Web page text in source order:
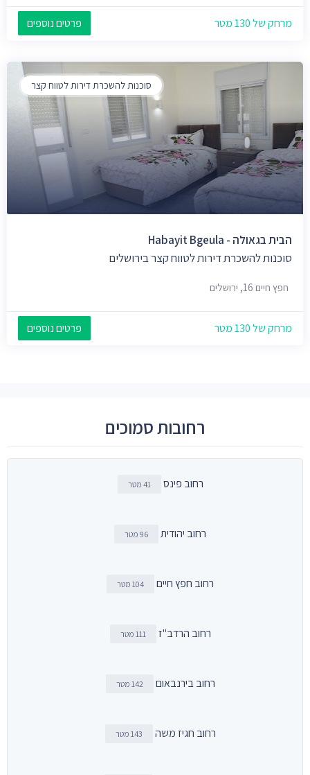
מרחק של 130 מטר פרטים נוספים
סוכנות להשכרת דירות לטווח קצר
הבית בגאולה - Habayit Bgeula
סוכנות להשכרת דירות לטווח קצר בירושלים
חפץ חיים 16, ירושלים
מרחק של 130 מטר פרטים נוספים
רחובות סמוכים
רחוב פינס 41 מטר
רחוב יהודית 96 מטר
רחוב חפץ חיים 104 מטר
רחוב הרדב"ז 111 מטר
רחוב בירנבאום 142 מטר
רחוב חגיז משה 143 מטר